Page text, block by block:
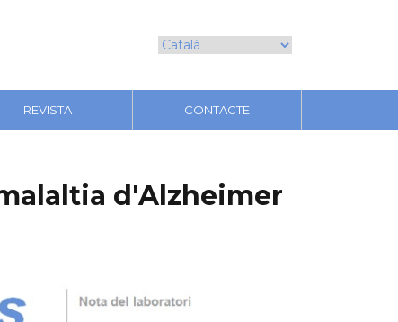
REVISTA CONTACTE
d'Alzheimer